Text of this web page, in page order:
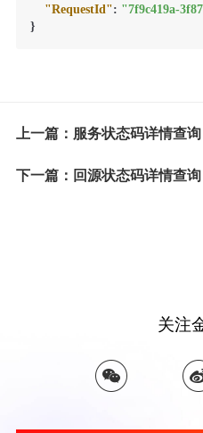
"RequestId": "7f9c419a-
}
上一篇：服务状态码详情查询
下一篇：回源状态码详情查询
关注